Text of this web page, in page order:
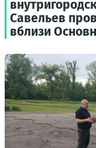
Савельев
вблизи